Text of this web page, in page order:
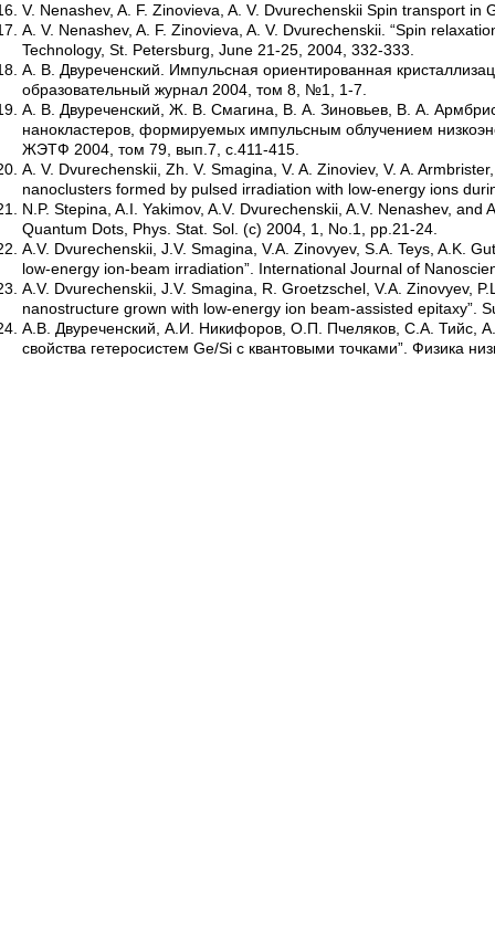
V. Nenashev, A. F. Zinovieva, A. V. Dvurechenskii Spin transport
A. V. Nenashev, A. F. Zinovieva, A. V. Dvurechenskii. “Spin
Technology, St. Petersburg, June 21-25, 2004, 332-333.
А. В. Двуреченский. Импульсная ориентированная
образовательный журнал 2004, том 8, №1, 1-7.
А. В. Двуреченский, Ж. В. Смагина, В. А. Зиновьев, В. А.
нанокластеров, формируемых импульсным облучением
ЖЭТФ 2004, том 79, вып.7, с.411-415.
A. V. Dvurechenskii, Zh. V. Smagina, V. A. Zinoviev, V. A.
nanoclusters formed by pulsed irradiation with low-energy ions
N.P. Stepina, A.I. Yakimov, A.V. Dvurechenskii, A.V. Nenashev,
Quantum Dots, Phys. Stat. Sol. (c) 2004, 1, No.1, pp.21-24.
A.V. Dvurechenskii, J.V. Smagina, V.A. Zinovyev, S.A. Teys, A.K.
low-energy ion-beam irradiation”. International Journal of
A.V. Dvurechenskii, J.V. Smagina, R. Groetzschel, V.A. Zinovyev,
nanostructure grown with low-energy ion beam-assisted epitaxy”.
А.В. Двуреченский, А.И. Никифоров, О.П. Пчеляков, С.А. Тийс,
свойства гетеросистем Ge/Si с квантовыми точками”. Физика